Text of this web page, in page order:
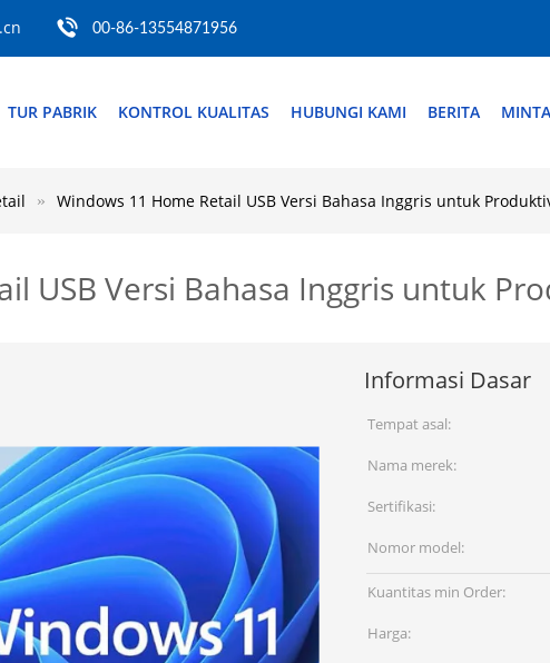
00-86-13554871956
TUR PABRIK KONTROL KUALITAS HUBUNGI KAMI BERITA
Windows 11 Home Retail USB Versi Bahasa Inggris untuk
USB Versi Bahasa Inggris untuk
Informasi Dasar
Tempat asal:
Nama merek:
Sertifikasi:
Nomor model:
Kuantitas min Order:
Harga: